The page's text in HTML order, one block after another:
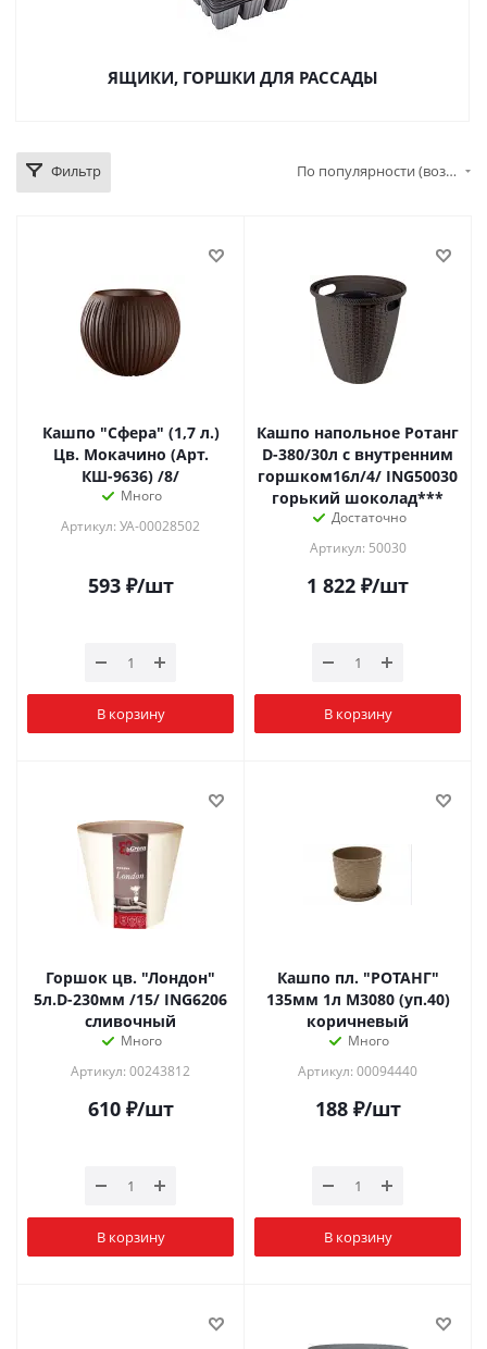
ЯЩИКИ, ГОРШКИ ДЛЯ РАССАДЫ
Фильтр По популярности (возрастание)
Кашпо "Сфера" (1,7 л.)
Цв. Мокачино (Арт.
КШ-9636) /8/
Много
Артикул: УА-00028502
593₽/шт
В корзину
Кашпо напольное Ротанг
D-380/30л с внутренним
горшком16л/4/ ING50030
горький шоколад***
Достаточно
Артикул: 50030
1 822 ₽/шт
В корзину
Горшок цв. "Лондон"
5л.D-230мм /15/ ING6206
сливочный
Много
Артикул: 00243812
610₽/шт
В корзину
Кашпо пл. "РОТАНГ"
135мм 1л М3080 (уп.40)
коричневый
Много
Артикул: 00094440
188₽/шт
В корзину